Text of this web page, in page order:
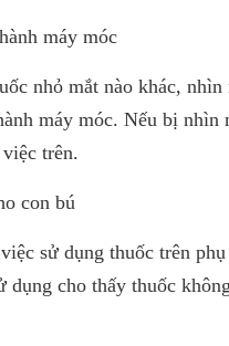
máy móc
nhỏ mắt nào khác,
máy móc. Nếu bị
trên.
con bú
sử dụng thuốc trên
dụng cho thấy thuốc